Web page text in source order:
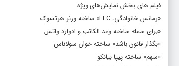
فیلم های بخش نمایش‌های ویژه
«رمانس خانوادگی، LLC» ساخته ورنر هرتسوک
«برای سما» ساخته وعد الکاتب و ادوارد واتس
«بگذار قانون باشد» ساخته خوان سولاناس
«سهم» ساخته پیپا بیانکو